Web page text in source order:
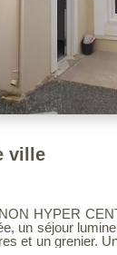
ville
HYPER
un séjour